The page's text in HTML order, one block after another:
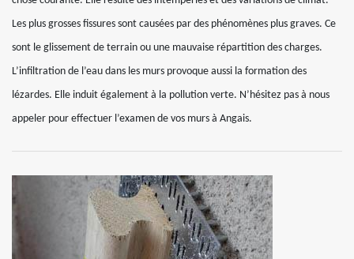
Les plus grosses fissures sont causées par des phénomènes plus graves. Ce
sont le glissement de terrain ou une mauvaise répartition des charges.
L’infiltration de l’eau dans les murs provoque aussi la formation des
lézardes. Elle induit également à la pollution verte. N’hésitez pas à nous
appeler pour effectuer l’examen de vos murs à Angais.